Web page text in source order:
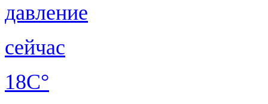
давление
сейчас
18C°